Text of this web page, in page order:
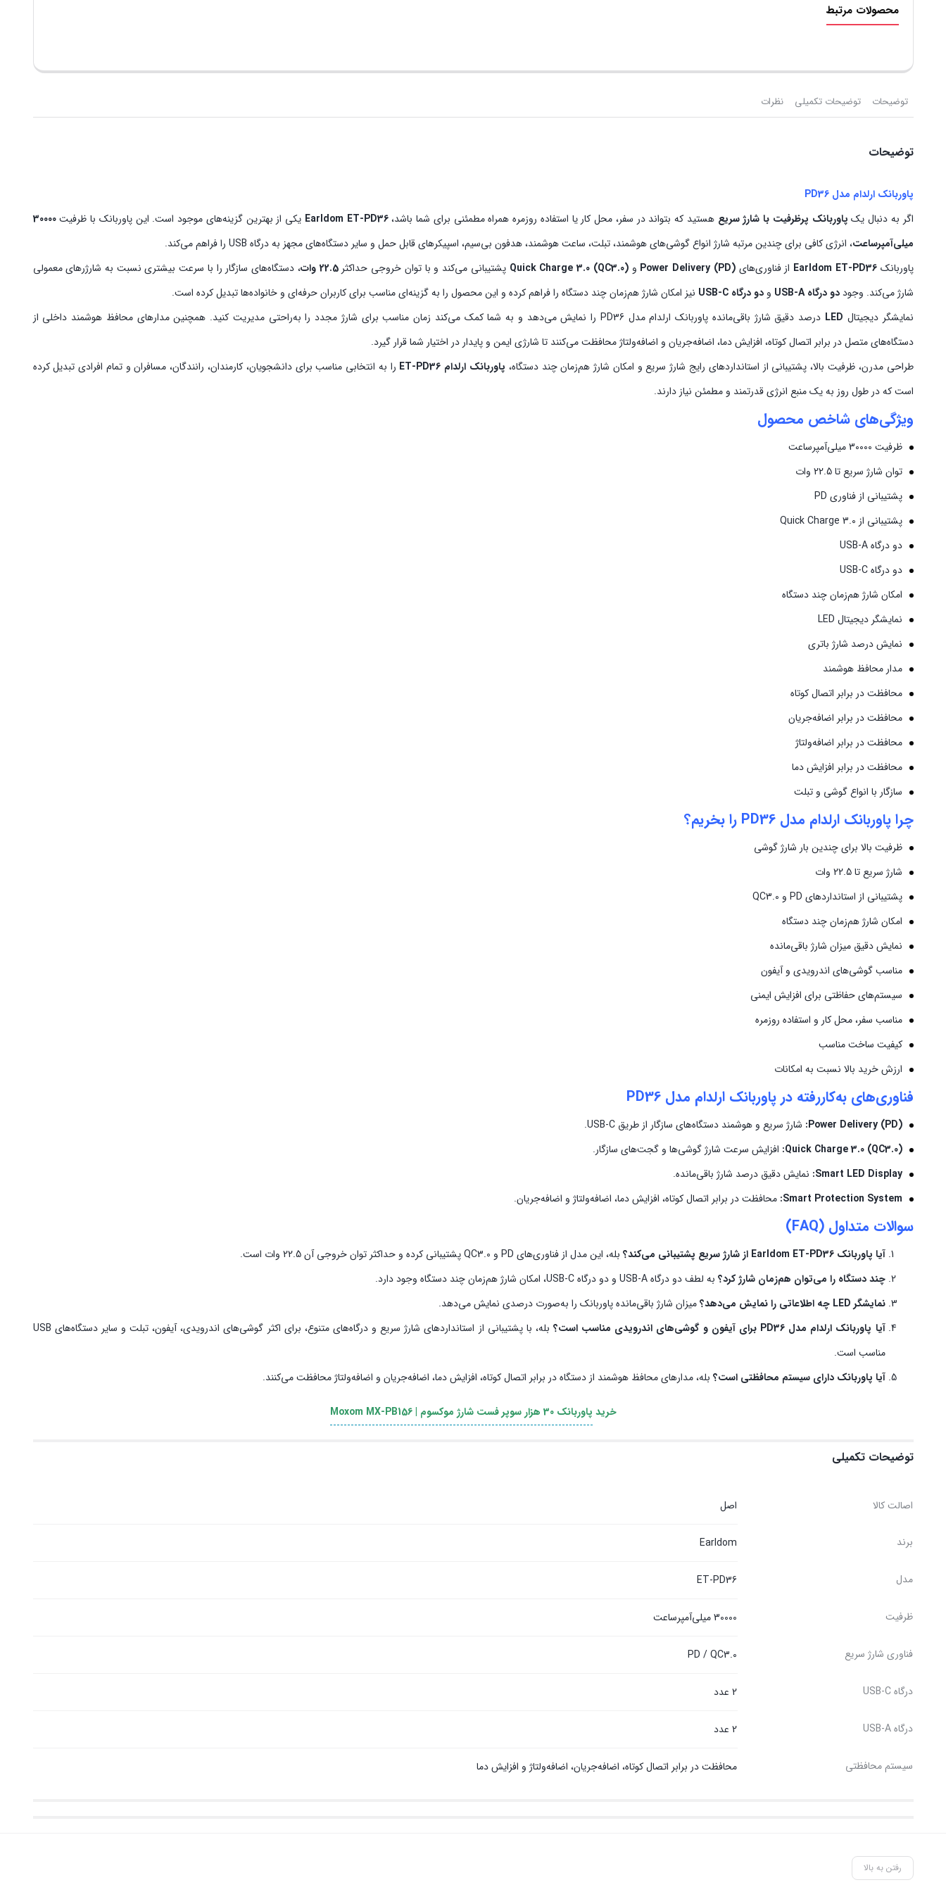
محصولات مرتبط
توضیحات توضیحات تکمیلی نظرات
توضیحات
پاوربانک ارلدام مدل PD36
اگر به دنبال یک پاوربانک پرظرفیت با شارژ سریع هستید که بتواند در سفر، محل کار یا استفاده روزمره همراه مطمئنی برای شما باشد،Earldom ET-PD36 یکی از بهترین گزینه‌های موجود است. این پاوربانک با ظرفیت30000
میلی‌آمپرساعت، انرژی کافی برای چندین مرتبه شارژ انواع گوشی‌های هوشمند، تبلت، ساعت هوشمند، هدفون بی‌سیم، اسپیکرهای قابل حمل و سایر دستگاه‌های مجهز به درگاه USB را فراهم می‌کند.
پاوربانکEarldom ET-PD36 از فناوری‌هایPower Delivery (PD) وQuick Charge 3.0 (QC3.0) پشتیبانی می‌کند و با توان خروجی حداکثر22.5 وات
، دستگاه‌های سازگار را با سرعت بیشتری نسبت به شارژرهای معمولی
شارژ می‌کند. وجوددو درگاه USB-A ودو درگاه USB-C
نیز امکان شارژ هم‌زمان چند دستگاه را فراهم کرده و این محصول را به گزینه‌ای مناسب برای کاربران حرفه‌ای و خانواده‌ها تبدیل کرده است.
نمایشگر دیجیتال LED
درصد دقیق شارژ باقی‌مانده پاوربانک ارلدام مدل PD36 را نمایش می‌دهد و به شما کمک می‌کند زمان مناسب برای شارژ مجدد را به‌راحتی مدیریت کنید. همچنین مدارهای محافظ هوشمند داخلی از
دستگاه‌های متصل در برابر اتصال کوتاه، افزایش دما، اضافه‌جریان و اضافه‌ولتاژ محافظت می‌کنند تا شارژی ایمن و پایدار در اختیار شما قرار گیرد.
طراحی مدرن، ظرفیت بالا، پشتیبانی از استانداردهای رایج شارژ سریع و امکان شارژ هم‌زمان چند دستگاه، پاوربانک ارلدام ET-PD36
را به انتخابی مناسب برای دانشجویان، کارمندان، رانندگان، مسافران و تمام افرادی تبدیل کرده
است که در طول روز به یک منبع انرژی قدرتمند و مطمئن نیاز دارند.
ویژگی‌های شاخص محصول
ظرفیت 30000 میلی‌آمپرساعت
توان شارژ سریع تا 22.5 وات
پشتیبانی از فناوری PD
پشتیبانی از Quick Charge 3.0
دو درگاه USB-A
دو درگاه USB-C
امکان شارژ هم‌زمان چند دستگاه
نمایشگر دیجیتال LED
نمایش درصد شارژ باتری
مدار محافظ هوشمند
محافظت در برابر اتصال کوتاه
محافظت در برابر اضافه‌جریان
محافظت در برابر اضافه‌ولتاژ
محافظت در برابر افزایش دما
سازگار با انواع گوشی و تبلت
چرا پاوربانک ارلدام مدل PD36 را بخریم؟
ظرفیت بالا برای چندین بار شارژ گوشی
شارژ سریع تا 22.5 وات
پشتیبانی از استانداردهای PD و QC3.0
امکان شارژ هم‌زمان چند دستگاه
نمایش دقیق میزان شارژ باقی‌مانده
مناسب گوشی‌های اندرویدی و آیفون
سیستم‌های حفاظتی برای افزایش ایمنی
مناسب سفر، محل کار و استفاده روزمره
کیفیت ساخت مناسب
ارزش خرید بالا نسبت به امکانات
فناوری‌های به‌کاررفته در پاوربانک ارلدام مدل PD36
Power Delivery (PD): شارژ سریع و هوشمند دستگاه‌های سازگار از طریق USB-C.
Quick Charge 3.0 (QC3.0): افزایش سرعت شارژ گوشی‌ها و گجت‌های سازگار.
Smart LED Display: نمایش دقیق درصد شارژ باقی‌مانده.
Smart Protection System: محافظت در برابر اتصال کوتاه، افزایش دما، اضافه‌ولتاژ و اضافه‌جریان.
سوالات متداول (FAQ)
آیا پاوربانک Earldom ET-PD36 از شارژ سریع پشتیبانی می‌کند؟
بله، این مدل از فناوری‌های PD و QC3.0 پشتیبانی کرده و حداکثر توان خروجی آن 22.5 وات است.
چند دستگاه را می‌توان هم‌زمان شارژ کرد؟ به لطف دو درگاه USB-A و دو درگاه USB-C، امکان شارژ هم‌زمان چند دستگاه وجود دارد.
نمایشگر LED چه اطلاعاتی را نمایش می‌دهد؟
میزان شارژ باقی‌مانده پاوربانک را به‌صورت درصدی نمایش می‌دهد.
آیا پاوربانک ارلدام مدل PD36 برای آیفون و گوشی‌های اندرویدی مناسب است؟
بله، با پشتیبانی از استانداردهای شارژ سریع و درگاه‌های متنوع، برای اکثر گوشی‌های اندرویدی، آیفون، تبلت و سایر دستگاه‌های USB
مناسب است.
آیا پاوربانک دارای سیستم محافظتی است؟ بله، مدارهای محافظ هوشمند از دستگاه در برابر اتصال کوتاه، افزایش دما، اضافه‌جریان و اضافه‌ولتاژ محافظت می‌کنند.
خرید پاوربانک 30 هزار سوپر فست شارژ موکسوم | Moxom MX‑PB156
توضیحات تکمیلی
اصالت کالا اصل
برند Earldom
مدل ET-PD36
ظرفیت 30000 میلی‌آمپرساعت
فناوری شارژ سریع PD / QC3.0
درگاه USB-C 2 عدد
درگاه USB-A 2 عدد
سیستم محافظتی محافظت در برابر اتصال کوتاه، اضافه‌جریان، اضافه‌ولتاژ و افزایش دما
رفتن به بالا